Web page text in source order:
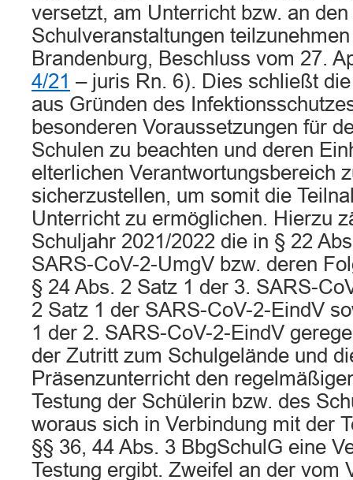
versetzt, am Unterricht bzw. an den
Schulveranstaltungen
Brandenburg, Beschluss vom 27.
4/21 – juris Rn. 6). Dies schließt
aus Gründen des
besonderen Voraussetzungen für
Schulen zu beachten und deren
elterlichen Verantwortungsbereich
sicherzustellen, um somit die
Unterricht zu ermöglichen. Hierzu
Schuljahr 2021/2022 die in § 22
SARS-CoV-2-UmgV bzw. deren
§ 24 Abs. 2 Satz 1 der 3. SARS-
2 Satz 1 der SARS-CoV-2-EindV
1 der 2. SARS-CoV-2-EindV
der Zutritt zum Schulgelände und
Präsenzunterricht den
Testung der Schülerin bzw. des
woraus sich in Verbindung mit der
§§ 36, 44 Abs. 3 BbgSchulG eine
Testung ergibt. Zweifel an der vom